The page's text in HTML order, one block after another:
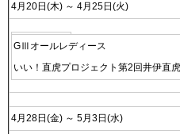
4月20日(木) ～ 4月25日(火)
GⅢオールレディース
いい！直虎プロジェクト第2回井伊直
4月28日(金) ～ 5月3日(水)